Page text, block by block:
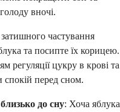
вночі.
частування
та посипте їх корицею.
регуляції цукру в крові та
перед сном.
до сну: Хоча яблука